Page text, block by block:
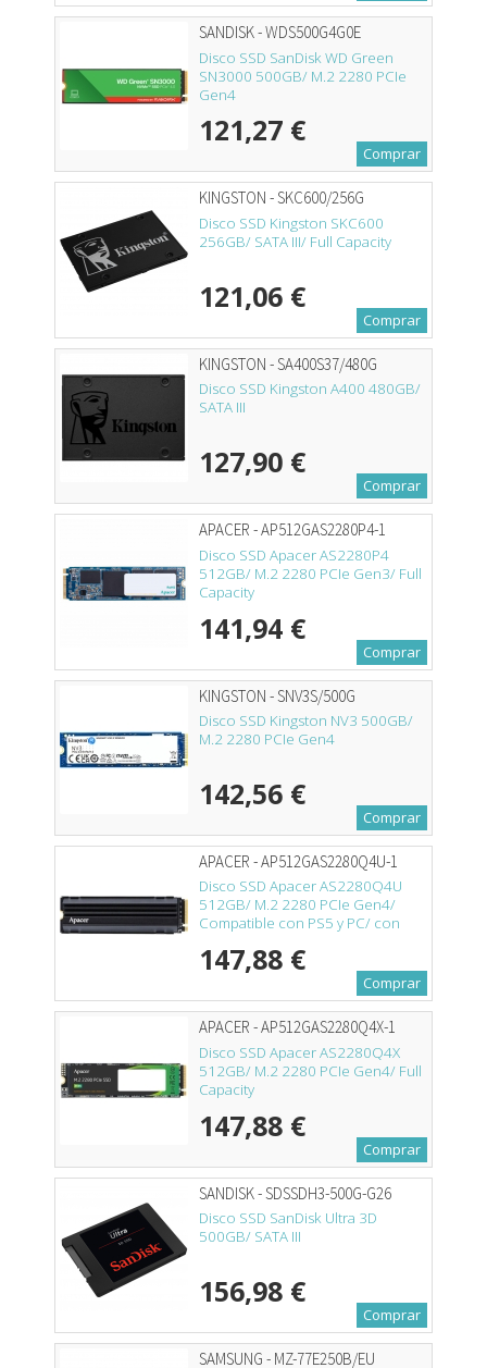
SANDISK - WDS500G4G0E
Disco SSD SanDisk WD Green
SN3000 500GB/ M.2 2280 PCIe
Gen4
121,27 €
Comprar
KINGSTON - SKC600/256G
Disco SSD Kingston SKC600
256GB/ SATA III/ Full Capacity
121,06 €
Comprar
KINGSTON - SA400S37/480G
Disco SSD Kingston A400 480GB/
SATA III
127,90 €
Comprar
APACER - AP512GAS2280P4-1
Disco SSD Apacer AS2280P4
512GB/ M.2 2280 PCIe Gen3/ Full
Capacity
141,94 €
Comprar
KINGSTON - SNV3S/500G
Disco SSD Kingston NV3 500GB/
M.2 2280 PCIe Gen4
142,56 €
Comprar
APACER - AP512GAS2280Q4U-1
Disco SSD Apacer AS2280Q4U
512GB/ M.2 2280 PCIe Gen4/
Compatible con PS5 y PC/ con
147,88 €
Comprar
APACER - AP512GAS2280Q4X-1
Disco SSD Apacer AS2280Q4X
512GB/ M.2 2280 PCIe Gen4/ Full
Capacity
147,88 €
Comprar
SANDISK - SDSSDH3-500G-G26
Disco SSD SanDisk Ultra 3D
500GB/ SATA III
156,98 €
Comprar
SAMSUNG - MZ-77E250B/EU